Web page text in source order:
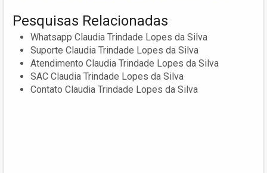
Pesquisas Relacionadas
Whatsapp Claudia Trindade Lopes da Silva
Suporte Claudia Trindade Lopes da Silva
Atendimento Claudia Trindade Lopes da Silva
SAC Claudia Trindade Lopes da Silva
Contato Claudia Trindade Lopes da Silva